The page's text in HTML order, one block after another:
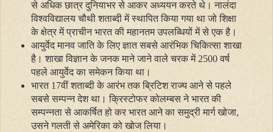
से अधिक छात्र दुनियाभर से आकर अध्‍ययन करते थे। नालंदा
विश्‍वविद्यालय चौथी शताब्‍दी में स्‍थापित किया गया था जो शिक्षा
के क्षेत्र में प्राचीन भारत की महानतम उपलब्धियों में से एक है।
आयुर्वेद मानव जाति के लिए ज्ञात सबसे आरंभिक चिकित्‍सा शाखा
है। शाखा विज्ञान के जनक माने जाने वाले चरक में 2500 वर्ष
पहले आयुर्वेद का समेकन किया था।
भारत 17वीं शताब्‍दी के आरंभ तक ब्रिटिश राज्‍य आने से पहले
सबसे सम्‍पन्‍न देश था। क्रिस्‍टोफर कोलम्‍बस ने भारत की
सम्‍पन्‍नता से आकर्षित हो कर भारत आने का समुद्री मार्ग खोजा,
उसने गलती से अमेरिका को खोज लिया।